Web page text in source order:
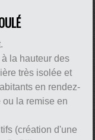
la hauteur des
très isolée et
en rendez-
la remise en
(création d'une